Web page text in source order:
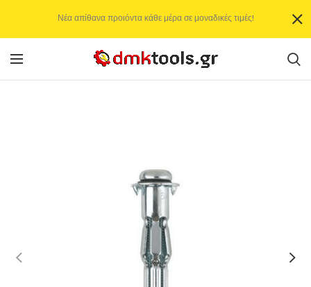
Νέα απίθανα προιόντα κάθε μέρα σε μοναδικές τιμές!